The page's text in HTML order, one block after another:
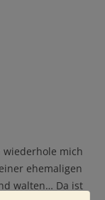
wiederhole mich
ehemaligen
walten… Da ist